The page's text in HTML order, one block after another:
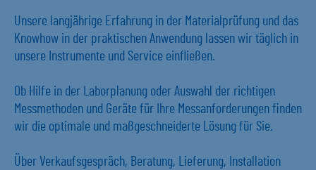
Unsere langjährige Erfahrung in der Materialprüfung und das
Knowhow in der praktischen Anwendung lassen wir täglich in
unsere Instrumente und Service einfließen.
Ob Hilfe in der Laborplanung oder Auswahl der richtigen
Messmethoden und Geräte für Ihre Messanforderungen finden
wir die optimale und maßgeschneiderte Lösung für Sie.
Über Verkaufsgespräch, Beratung, Lieferung, Installation